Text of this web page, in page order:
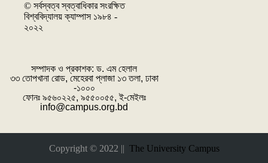
© সর্বস্বত্ব স্বত্বাধিকার সংরক্ষিত
বিশ্ববিদ্যালয় ক্যাম্পাস ১৯৮৪ -
২০২২
সম্পাদক ও প্রকাশক: ‌ড. এম হেলাল
৩৩ তোপখানা রোড, মেহেরবা প্লাজা ১৩ তলা, ঢাকা
-১০০০
ফোনঃ ৯৫৬০২২৫, ৯৫৫০০৫৫, ই-মেইলঃ
info@campus.org.bd
Copyright © 2022 || The University Campus